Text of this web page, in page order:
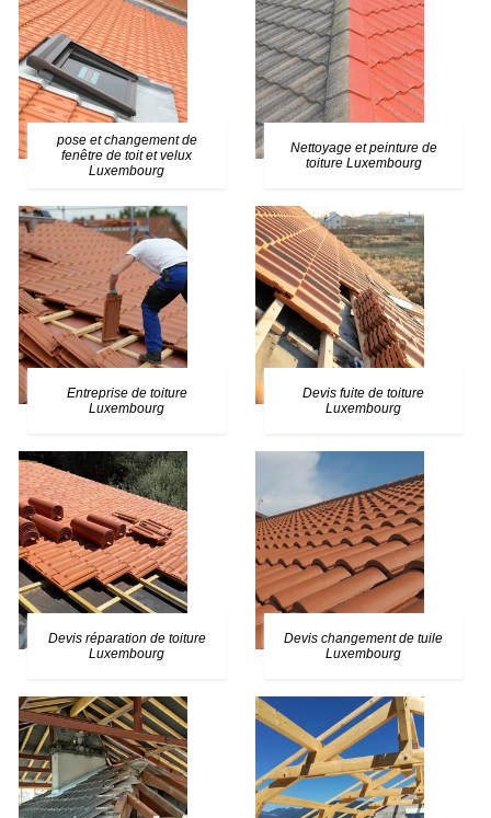
pose et changement de
fenêtre de toit et velux
Luxembourg
Nettoyage et peinture de
toiture Luxembourg
Entreprise de toiture
Luxembourg
Devis fuite de toiture
Luxembourg
Devis réparation de toiture
Luxembourg
Devis changement de tuile
Luxembourg